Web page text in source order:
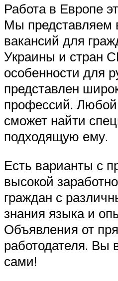
Работа в Европе
Мы представляем
вакансий для
Украины и стран
особенности для
представлен
профессий.
сможет найти
подходящую ему.
Есть варианты с
высокой
граждан с
знания языка и
Объявления от
работодателя. Вы
сами!